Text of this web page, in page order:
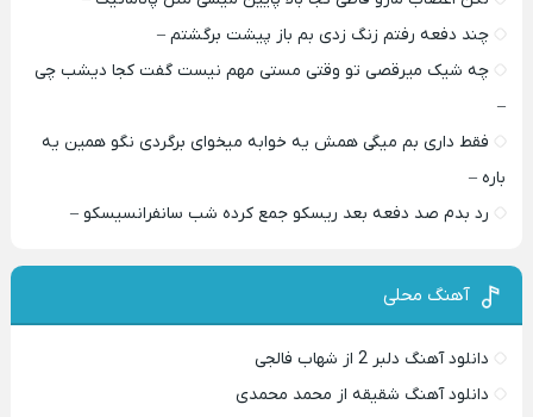
چند دفعه رفتم زنگ زدی بم باز پیشت برگشتم –
چه شیک میرقصی تو وقتی مستی مهم نیست گفت کجا دیشب چی
–
فقط داری بم میگی همش یه خوابه میخوای برگردی نگو همین یه
باره –
رد بدم صد دفعه بعد ریسکو جمع کرده شب سانفرانسیسکو –
آهنگ محلی
دانلود آهنگ دلبر 2 از شهاب فالجی
دانلود آهنگ شقیقه از محمد محمدی